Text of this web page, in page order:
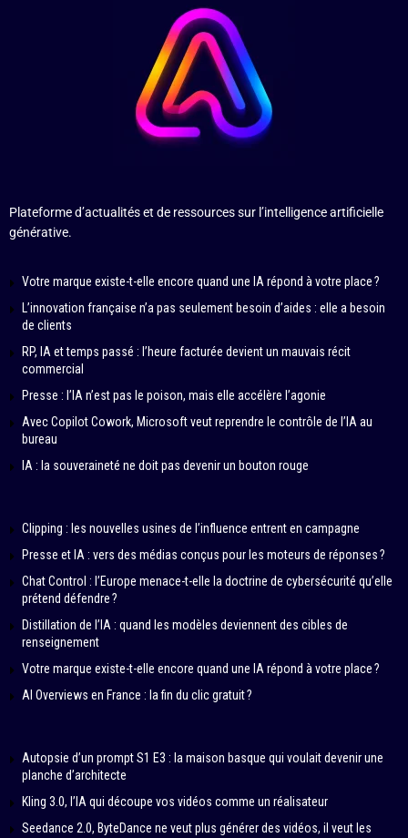
Plateforme d’actualités et de ressources sur l’intelligence artificielle
générative.
Votre marque existe-t-elle encore quand une IA répond à votre place ?
L’innovation française n’a pas seulement besoin d’aides : elle a besoin
de clients
RP, IA et temps passé : l’heure facturée devient un mauvais récit
commercial
Presse : l’IA n’est pas le poison, mais elle accélère l’agonie
Avec Copilot Cowork, Microsoft veut reprendre le contrôle de l’IA au
bureau
IA : la souveraineté ne doit pas devenir un bouton rouge
Clipping : les nouvelles usines de l’influence entrent en campagne
Presse et IA : vers des médias conçus pour les moteurs de réponses ?
Chat Control : l’Europe menace-t-elle la doctrine de cybersécurité qu’elle
prétend défendre ?
Distillation de l’IA : quand les modèles deviennent des cibles de
renseignement
Votre marque existe-t-elle encore quand une IA répond à votre place ?
AI Overviews en France : la fin du clic gratuit ?
Autopsie d’un prompt S1 E3 : la maison basque qui voulait devenir une
planche d’architecte
Kling 3.0, l’IA qui découpe vos vidéos comme un réalisateur
Seedance 2.0, ByteDance ne veut plus générer des vidéos, il veut les